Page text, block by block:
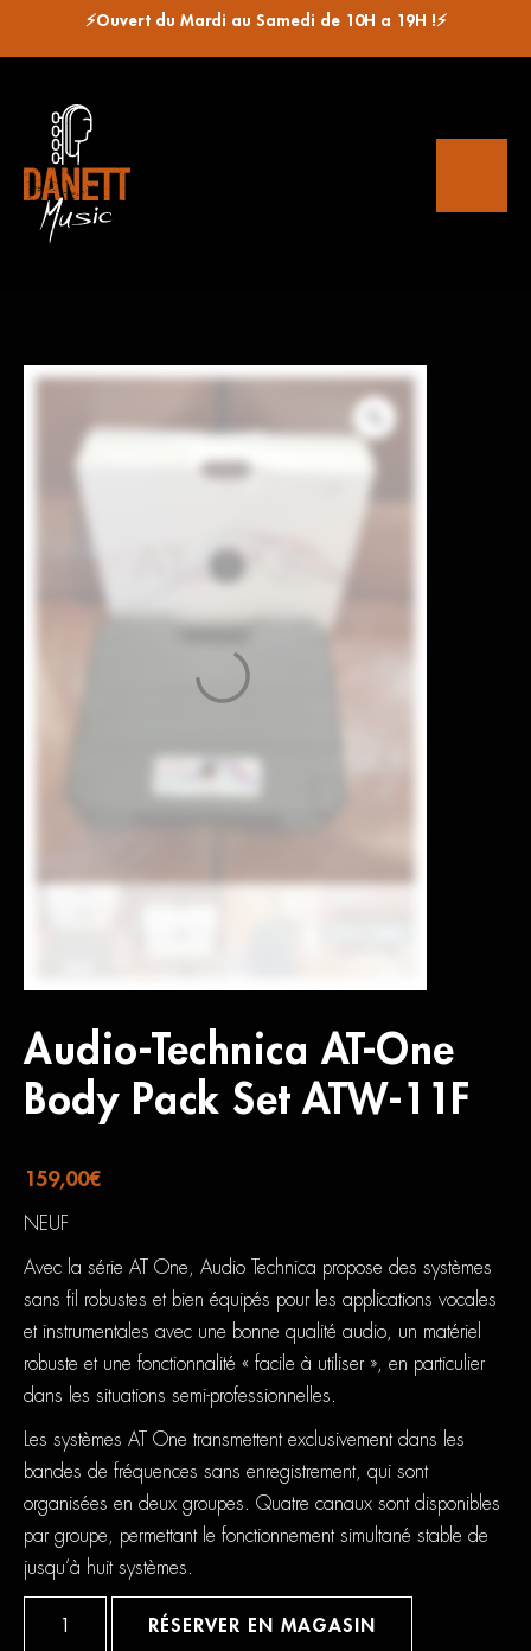
⚡Ouvert du Mardi au Samedi de 10H a 19H !⚡
Audio-Technica AT-One
Body Pack Set ATW-11F
159,00€
NEUF
Avec la série AT One, Audio Technica propose des systèmes
sans fil robustes et bien équipés pour les applications vocales
et instrumentales avec une bonne qualité audio, un matériel
robuste et une fonctionnalité « facile à utiliser », en particulier
dans les situations semi-professionnelles.
Les systèmes AT One transmettent exclusivement dans les
bandes de fréquences sans enregistrement, qui sont
organisées en deux groupes. Quatre canaux sont disponibles
par groupe, permettant le fonctionnement simultané stable de
jusqu’à huit systèmes.
RÉSERVER EN MAGASIN